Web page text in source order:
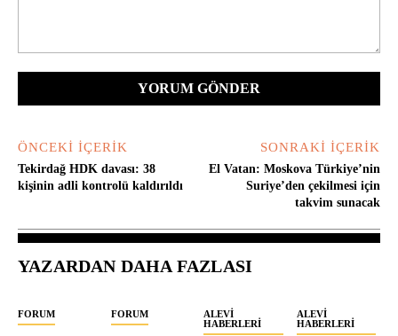
ÖNCEKI İÇERIK
Tekirdağ HDK davası: 38
kişinin adli kontrolü kaldırıldı
SONRAKI İÇERIK
El Vatan: Moskova Türkiye’nin
Suriye’den çekilmesi için
takvim sunacak
YAZARDAN DAHA FAZLASI
FORUM FORUM
ALEVI
HABERLERI
ALEVI
HABERLERI